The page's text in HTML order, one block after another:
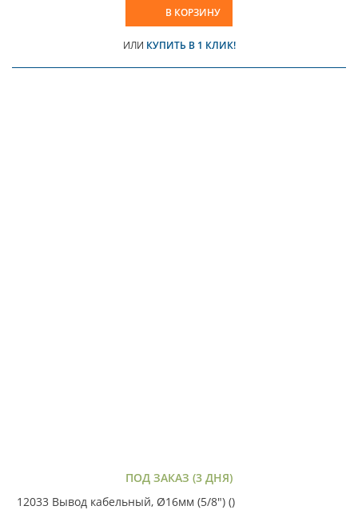
В КОРЗИНУ
ИЛИ КУПИТЬ В 1 КЛИК!
ПОД ЗАКАЗ (3 ДНЯ)
12033 Вывод кабельный, Ø16мм (5/8") ()